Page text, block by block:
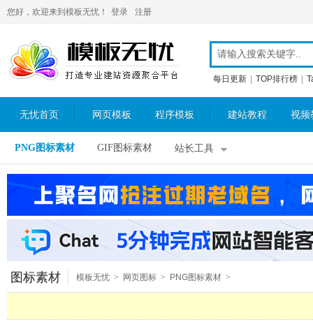
您好，欢迎来到模板无忧！ 登录 注册
每日更新 TOP排行榜
无忧首页 网页模板 程序模板 建站教程 视频
PNG图标素材 GIF图标素材 站长工具
图标素材 模板无忧 > 网页图标 > PNG图标素材 >